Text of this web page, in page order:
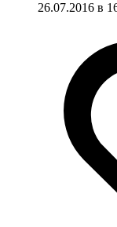
26.07.2016 в